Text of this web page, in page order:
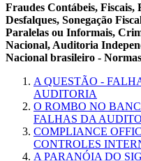
Fraudes Contábeis, Fiscais,
Desfalques, Sonegação
Paralelas ou Informais,
Nacional, Auditoria
Nacional brasileiro -
A QUESTÃO -
AUDITORIA
O ROMBO NO
FALHAS DA
COMPLIANCE
CONTROLES
A PARANÓIA DO